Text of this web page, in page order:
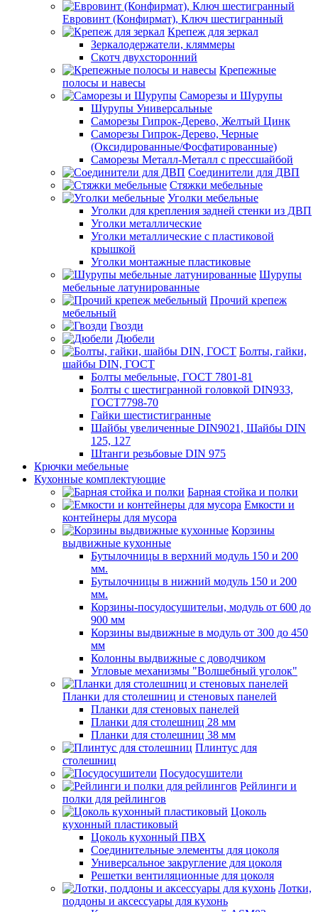
Евровинт (Конфирмат), Ключ шестигранный
Крепеж для зеркал
Зеркалодержатели, кляммеры
Скотч двухсторонний
Крепежные
полосы и навесы
Саморезы и Шурупы
Шурупы Универсальные
Саморезы Гипрок-Дерево, Желтый Цинк
Саморезы Гипрок-Дерево, Черные
(Оксидированные/Фосфатированные)
Саморезы Металл-Металл с прессшайбой
Соединители для ДВП
Стяжки мебельные
Уголки мебельные
Уголки для крепления задней стенки из ДВП
Уголки металлические
Уголки металлические с пластиковой
крышкой
Уголки монтажные пластиковые
Шурупы
мебельные латунированные
Прочий крепеж
мебельный
Гвозди
Дюбели
Болты, гайки,
шайбы DIN, ГОСТ
Болты мебельные, ГОСТ 7801-81
Болты с шестигранной головкой DIN933,
ГОСТ7798-70
Гайки шестистигранные
Шайбы увеличенные DIN9021, Шайбы DIN
125, 127
Штанги резьбовые DIN 975
Крючки мебельные
Кухонные комплектующие
Барная стойка и полки
Емкости и
контейнеры для мусора
Корзины
выдвижные кухонные
Бутылочницы в верхний модуль 150 и 200
мм.
Бутылочницы в нижний модуль 150 и 200
мм.
Корзины-посудосушительи, модуль от 600 до
900 мм
Корзины выдвижные в модуль от 300 до 450
мм
Колонны выдвижные с доводчиком
Угловые механизмы "Волшебный уголок"
Планки для столешниц и стеновых панелей
Планки для стеновых панелей
Планки для столешниц 28 мм
Планки для столешниц 38 мм
Плинтус для
столешниц
Посудосушители
Рейлинги и
полки для рейлингов
Цоколь
кухонный пластиковый
Цоколь кухонный ПВХ
Соединительные элементы для цоколя
Универсальное закругление для цоколя
Решетки вентиляционные для цоколя
Лотки,
поддоны и аксессуары для кухонь